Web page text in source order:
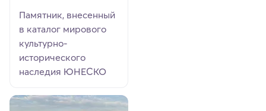
Памятник, внесенный
в каталог мирового
культурно-
исторического
наследия ЮНЕСКО